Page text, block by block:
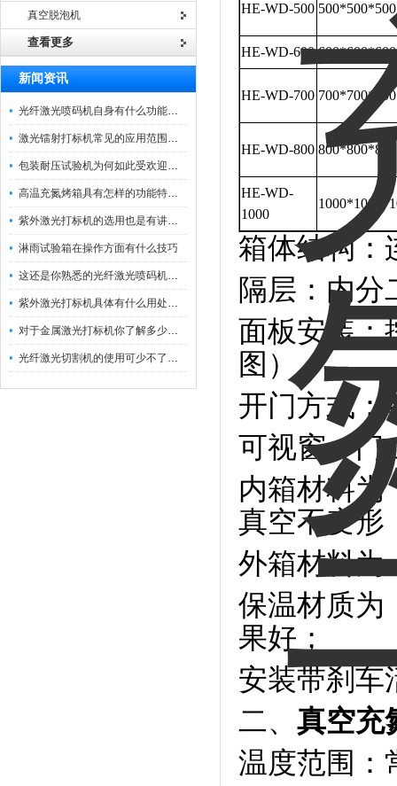
真空脱泡机
查看更多
新闻资讯
光纤激光喷码机自身有什么功能？不妨看看下文
激光镭射打标机常见的应用范围如下
包装耐压试验机为何如此受欢迎呢？
高温充氮烤箱具有怎样的功能特点呢？
紫外激光打标机的选用也是有讲究的
淋雨试验箱在操作方面有什么技巧
这还是你熟悉的光纤激光喷码机吗？
紫外激光打标机具体有什么用处呢？
对于金属激光打标机你了解多少呢？
光纤激光切割机的使用可少不了以下步骤
HE-WD-500 500*500*500
HE-WD-600 600*600*600
HE-WD-700 700*700*700
HE-WD-800 800*800*800
HE-WD-
1000
箱体结构：
隔层：内分
面板安装：
图）；
开门方式：
可视窗：门
内箱材料为
真空不变形
外箱材料为
保温材质为
果好；
安装带刹车
二、 真空充
温度范围